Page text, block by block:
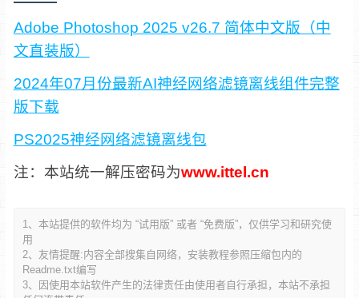
Adobe Photoshop 2025 v26.7 简体中文版（中
文直装版）
2024年07月份最新AI神经网络滤镜离线组件完整
版下载
PS2025神经网络滤镜离线包
注：本站统一解压密码为www.ittel.cn
1、本站提供的软件均为 “试用版” 或者 “免费版”，仅供学习和研究使
用
2、友情提醒:内容全部搜集自网络，安装教程参照压缩包内的
Readme.txt编写
3、因使用本站软件产生的法律责任由使用者自行承担，本站不承担